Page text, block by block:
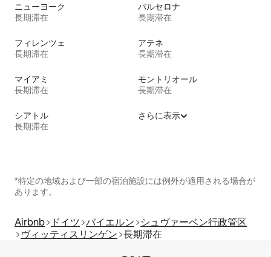
ニューヨーク
長期滞在
バルセロナ
長期滞在
フィレンツェ
長期滞在
アテネ
長期滞在
マイアミ
長期滞在
モントリオール
長期滞在
シアトル
長期滞在
さらに表示
*特定の地域および一部の宿泊施設には例外が適用される場合が
あります。
Airbnb ドイツ バイエルン
シュヴァーベン行政管区
ヴィッティスリンゲン 長期滞在